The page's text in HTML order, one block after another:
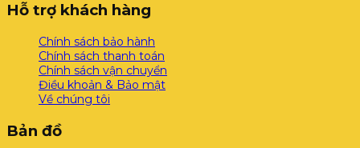
Hỗ trợ khách hàng
Chính sách bảo hành
Chính sách thanh toán
Chính sách vận chuyển
Điều khoản & Bảo mật
Về chúng tôi
Bản đồ